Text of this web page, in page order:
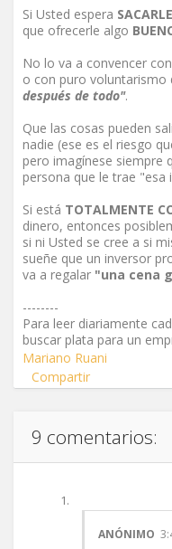
Si Usted espera
que ofrecerle algo
No lo va a convencer con
o con puro voluntarismo
después de todo".
Que las cosas pueden
nadie (ese es el riesgo
pero imagínese siempre
persona que le trae "esa
Si está TOTALMENTE
dinero, entonces
si ni Usted se cree a si
sueñe que un inversor
va a regalar "una cena
--------
Para leer diariamente
buscar plata para un
Mariano Ruani
Compartir
9 comentarios:
ANÓNIMO